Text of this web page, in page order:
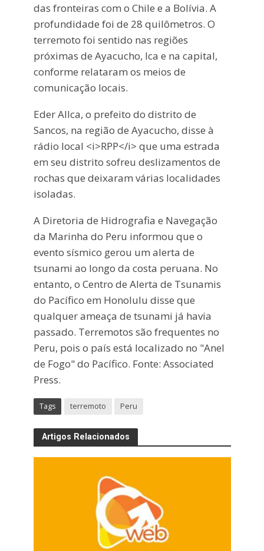
das fronteiras com o Chile e a Bolívia. A
profundidade foi de 28 quilômetros. O
terremoto foi sentido nas regiões
próximas de Ayacucho, Ica e na capital,
conforme relataram os meios de
comunicação locais.
Eder Allca, o prefeito do distrito de
Sancos, na região de Ayacucho, disse à
rádio local <i>RPP</i> que uma estrada
em seu distrito sofreu deslizamentos de
rochas que deixaram várias localidades
isoladas.
A Diretoria de Hidrografia e Navegação
da Marinha do Peru informou que o
evento sísmico gerou um alerta de
tsunami ao longo da costa peruana. No
entanto, o Centro de Alerta de Tsunamis
do Pacífico em Honolulu disse que
qualquer ameaça de tsunami já havia
passado. Terremotos são frequentes no
Peru, pois o país está localizado no "Anel
de Fogo" do Pacífico. Fonte: Associated
Press.
Tags terremoto Peru
Artigos Relacionados